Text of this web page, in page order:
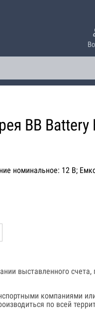
BB Battery
номинальное: 12 В;
выставленного счета,
компаниями
по всей